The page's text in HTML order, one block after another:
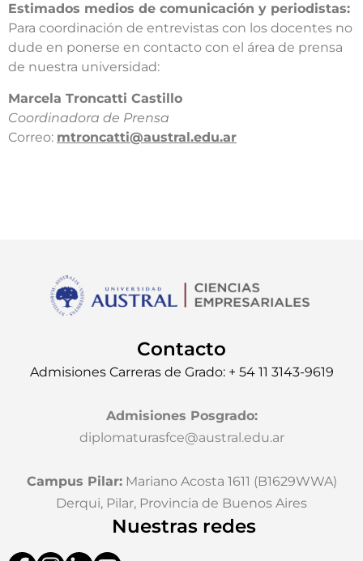
Estimados medios de comunicación y periodistas:
Para coordinación de entrevistas con los docentes no
dude en ponerse en contacto con el área de prensa
de nuestra universidad:​
​Marcela Troncatti Castillo​
Coordinadora de Prensa​
Correo: mtroncatti@austral.edu.ar​
Contacto
Admisiones Carreras de Grado: + 54 11 3143-9619
Admisiones Posgrado:
diplomaturasfce@austral.edu.ar
Campus Pilar:Mariano Acosta 1611 (B1629WWA)
Derqui, Pilar, Provincia de Buenos Aires
Nuestras redes